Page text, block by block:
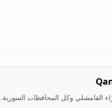
القامشلي وكل المحافظات